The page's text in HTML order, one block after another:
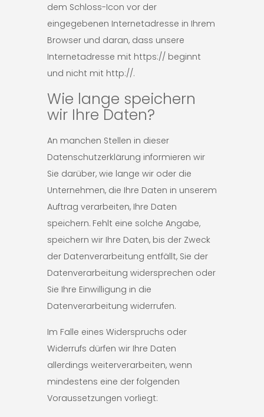
dem Schloss-Icon vor der
eingegebenen Internetadresse in Ihrem
Browser und daran, dass unsere
Internetadresse mit https:// beginnt
und nicht mit http://.
Wie lange speichern
wir Ihre Daten?
An manchen Stellen in dieser
Datenschutzerklärung informieren wir
Sie darüber, wie lange wir oder die
Unternehmen, die Ihre Daten in unserem
Auftrag verarbeiten, Ihre Daten
speichern. Fehlt eine solche Angabe,
speichern wir Ihre Daten, bis der Zweck
der Datenverarbeitung entfällt, Sie der
Datenverarbeitung widersprechen oder
Sie Ihre Einwilligung in die
Datenverarbeitung widerrufen.
Im Falle eines Widerspruchs oder
Widerrufs dürfen wir Ihre Daten
allerdings weiterverarbeiten, wenn
mindestens eine der folgenden
Voraussetzungen vorliegt: